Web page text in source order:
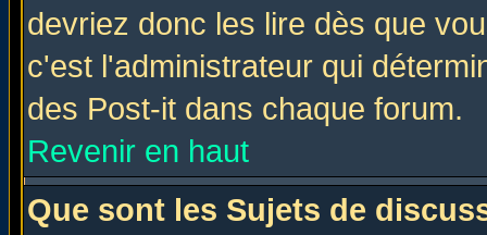
devriez donc les lire dès que
c'est l'administrateur qui
des Post-it dans chaque forum.
Revenir en haut
Que sont les Sujets de